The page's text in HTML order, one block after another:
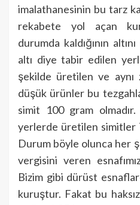
imalathanesinin bu tarz
rekabete yol açan
durumda kaldığının
altı diye tabir edilen
şekilde üretilen ve aynı
düşük ürünler bu
simit 100 gram
yerlerde üretilen simitler
Durum böyle olunca her
vergisini veren
Bizim gibi dürüst
kuruştur. Fakat bu